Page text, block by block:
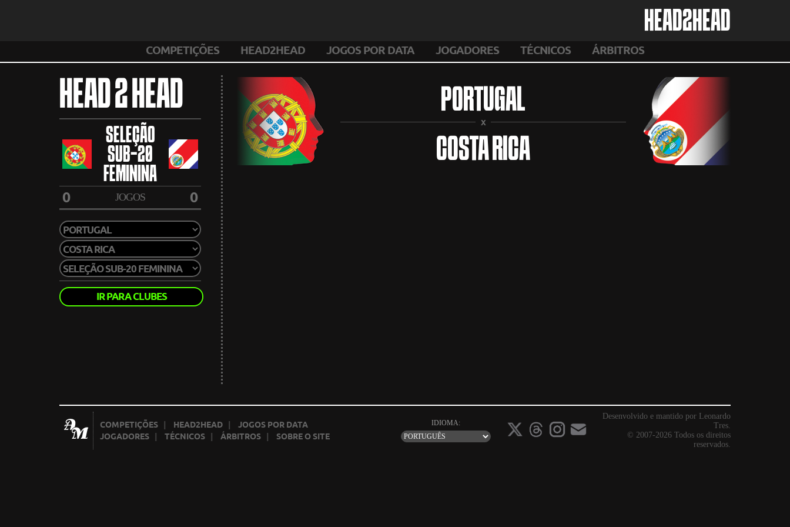
HEAD2HEAD
COMPETIÇÕES HEAD2HEAD JOGOS POR DATA JOGADORES TÉCNICOS ÁRBITROS
HEAD 2 HEAD
SELEÇÃO
SUB-20
FEMININA
0 JOGOS 0
IR PARA CLUBES
PORTUGAL
X
COSTA RICA
COMPETIÇÕES HEAD2HEAD |JOGOS POR DATA
JOGADORES |TÉCNICOS |ÁRBITROS SOBRE O SITE
IDIOMA:
Desenvolvido e mantido por Leonardo
Tres.
© 2007-2026 Todos os direitos
reservados.